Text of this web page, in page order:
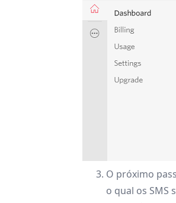
O próximo
o qual os SMS